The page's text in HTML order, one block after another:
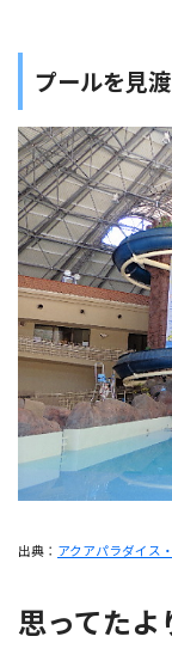
プールを見
出典： アクアパラダイス
思ってたよ